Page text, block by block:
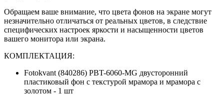
Обращаем ваше внимание, что цвета фонов на экране могут
незначительно отличаться от реальных цветов, в следствие
специфических настроек яркости и насыщенности цветов
вашего монитора или экрана.
КОМПЛЕКТАЦИЯ:
Fotokvant (840286) PBT-6060-MG двусторонний
пластиковый фон с текстурой мрамора и мрамора с
золотом - 1 шт